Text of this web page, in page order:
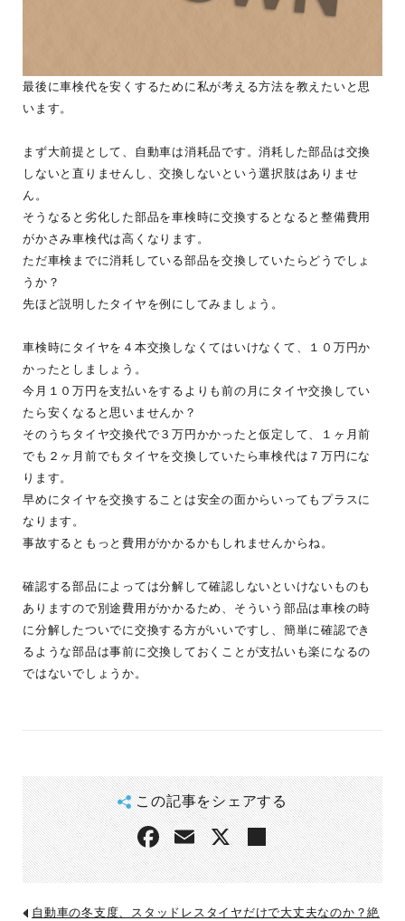
最後に車検代を安くするために私が考える方法を教えたいと思
います。
まず大前提として、自動車は消耗品です。消耗した部品は交換
しないと直りませんし、交換しないという選択肢はありませ
ん。
そうなると劣化した部品を車検時に交換するとなると整備費用
がかさみ車検代は高くなります。
ただ車検までに消耗している部品を交換していたらどうでしょ
うか？
先ほど説明したタイヤを例にしてみましょう。
車検時にタイヤを４本交換しなくてはいけなくて、１０万円か
かったとしましょう。
今月１０万円を支払いをするよりも前の月にタイヤ交換してい
たら安くなると思いませんか？
そのうちタイヤ交換代で３万円かかったと仮定して、１ヶ月前
でも２ヶ月前でもタイヤを交換していたら車検代は７万円にな
ります。
早めにタイヤを交換することは安全の面からいってもプラスに
なります。
事故するともっと費用がかかるかもしれませんからね。
確認する部品によっては分解して確認しないといけないものも
ありますので別途費用がかかるため、そういう部品は車検の時
に分解したついでに交換する方がいいですし、簡単に確認でき
るような部品は事前に交換しておくことが支払いも楽になるの
ではないでしょうか。
この記事をシェアする
自動車の冬支度、スタッドレスタイヤだけで大丈夫なのか？絶